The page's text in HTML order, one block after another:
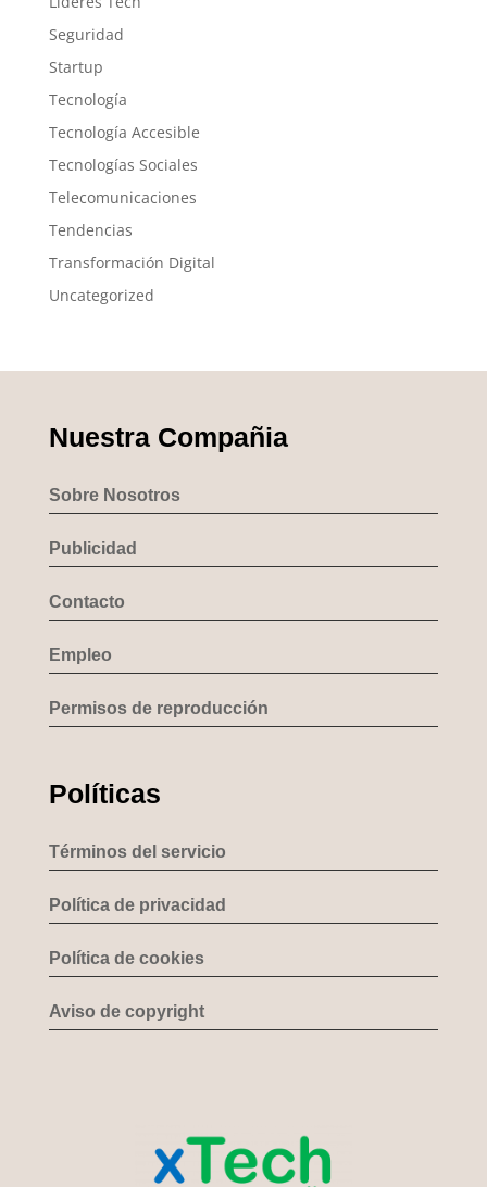
Seguridad
Startup
Tecnología
Tecnología Accesible
Tecnologías Sociales
Telecomunicaciones
Tendencias
Transformación Digital
Uncategorized
Nuestra Compañia
Sobre Nosotros
Publicidad
Contacto
Empleo
Permisos de reproducción
Políticas
Términos del servicio
Política de privacidad
Política de cookies
Aviso de copyright